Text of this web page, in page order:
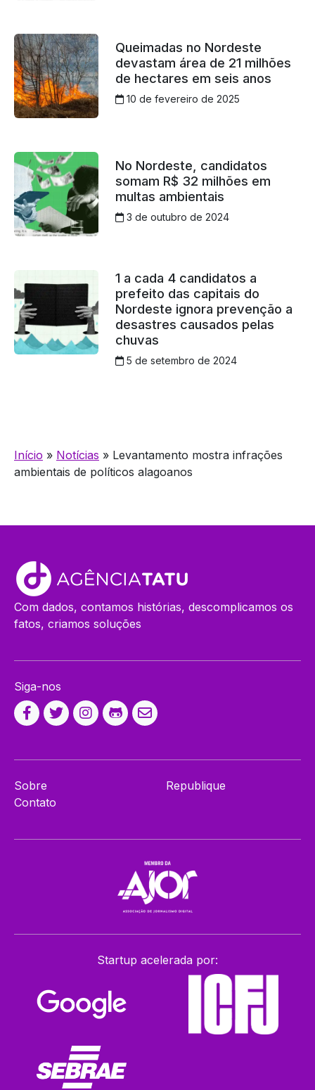
Queimadas no Nordeste
devastam área de 21 milhões
de hectares em seis anos
10 de fevereiro de 2025
No Nordeste, candidatos
somam R$ 32 milhões em
multas ambientais
3 de outubro de 2024
1 a cada 4 candidatos a
prefeito das capitais do
Nordeste ignora prevenção a
desastres causados pelas
chuvas
5 de setembro de 2024
Início » Notícias » Levantamento mostra infrações
ambientais de políticos alagoanos
Com dados, contamos histórias, descomplicamos os
fatos, criamos soluções
Siga-nos
Sobre
Contato
Republique
Startup acelerada por: